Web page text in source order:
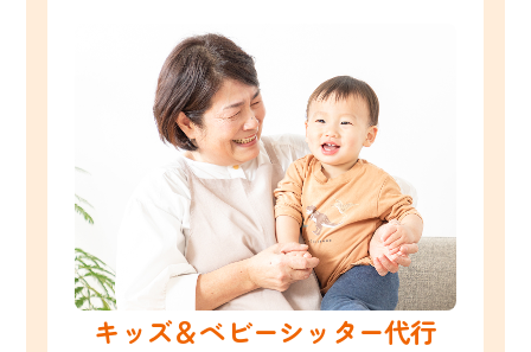
キッズ＆ベビーシッター代行